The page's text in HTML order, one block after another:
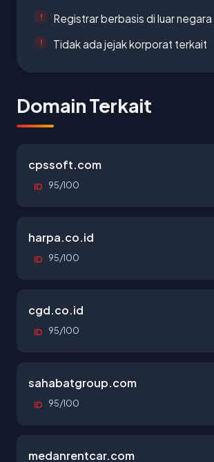
Registrar berbasis di luar
Tidak ada jejak korporat terkait
Domain Terkait
cpssoft.com
ID 95/100
harpa.co.id
ID 95/100
cgd.co.id
ID 95/100
sahabatgroup.com
ID 95/100
medanrentcar.com